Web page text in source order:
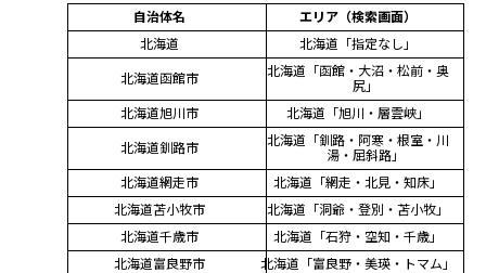
自治体名
エリア（検索画面）
北海道
北海道「指定なし」
北海道函館市
北海道「函館・大沼・松前・奥
尻」
北海道旭川市
北海道「旭川・層雲峡」
北海道釧路市
北海道「釧路・阿寒・根室・川
湯・屈斜路」
北海道網走市
北海道「網走・北見・知床」
北海道苫小牧市
北海道「洞爺・登別・苫小牧」
北海道千歳市
北海道「石狩・空知・千歳」
北海道富良野市
北海道「富良野・美瑛・トマム」